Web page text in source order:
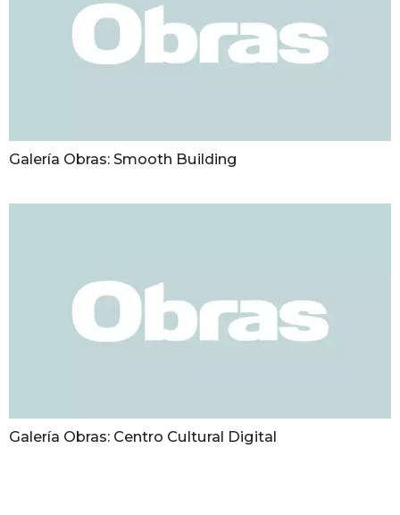
Galería Obras: Smooth Building
Galería Obras: Centro Cultural Digital